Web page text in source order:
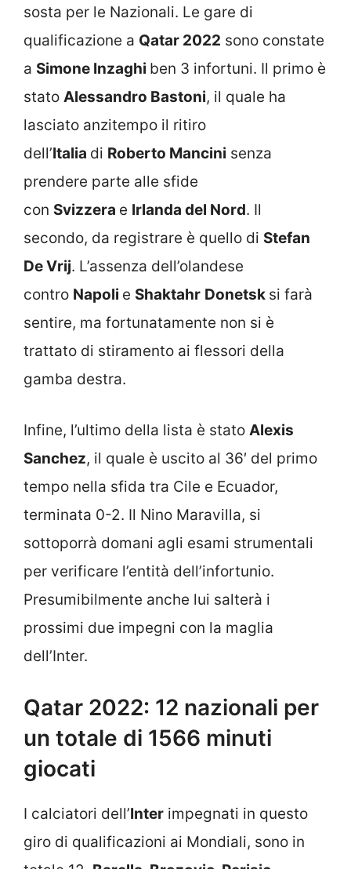
sosta per le Nazionali. Le gare di
qualificazione a Qatar 2022 sono constate
a Simone Inzaghi ben 3 infortuni. Il primo è
stato Alessandro Bastoni, il quale ha
lasciato anzitempo il ritiro
dell’Italia di Roberto Mancini senza
prendere parte alle sfide
con Svizzera e Irlanda del Nord. Il
secondo, da registrare è quello di Stefan
De Vrij. L’assenza dell’olandese
contro Napoli e Shaktahr Donetsk si farà
sentire, ma fortunatamente non si è
trattato di stiramento ai flessori della
gamba destra.
Infine, l’ultimo della lista è stato Alexis
Sanchez, il quale è uscito al 36′ del primo
tempo nella sfida tra Cile e Ecuador,
terminata 0-2. Il Nino Maravilla, si
sottoporrà domani agli esami strumentali
per verificare l’entità dell’infortunio.
Presumibilmente anche lui salterà i
prossimi due impegni con la maglia
dell’Inter.
Qatar 2022: 12 nazionali per
un totale di 1566 minuti
giocati
I calciatori dell’Inter impegnati in questo
giro di qualificazioni ai Mondiali, sono in